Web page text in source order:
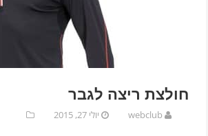
חולצת ריצה לגבר
webclub יולי 27, 2015